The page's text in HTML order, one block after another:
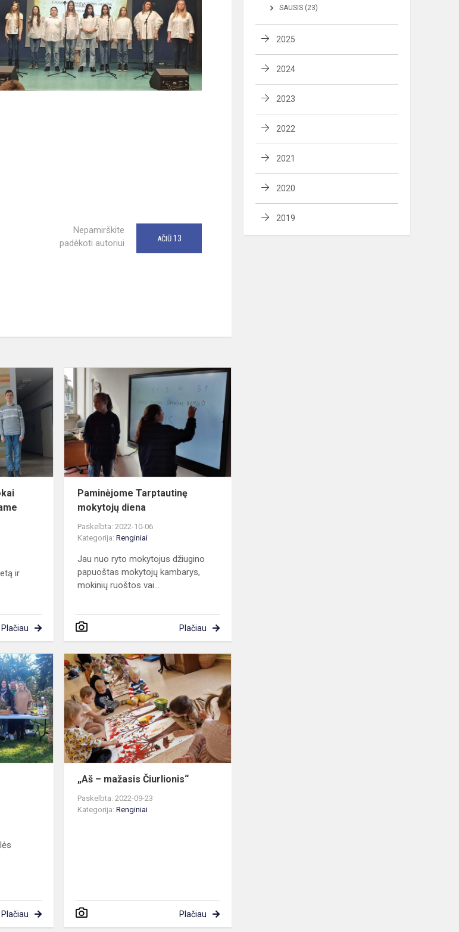
Nepamirškite
padėkoti autoriui
AČIŪ 13
Progimnazijos
aštuntokai
dalyvavo
interaktyviajame
protmūšy...
ir
Plačiau
Paminėjome Tarptautinę
mokytojų diena
Paskelbta: 2022-10-06
Kategorija:Renginiai
Jau nuo ryto mokytojus džiugino
papuoštas mokytojų kambarys,
mokinių ruoštos vai...
Plačiau
Rudens
lygiadienis
Viečiūnuose
Plačiau
„Aš
–
mažasis
Čiurlionis“
„Aš – mažasis Čiurlionis“
Paskelbta: 2022-09-23
Kategorija:Renginiai
Plačiau
SAUSIS (23)
2025
2024
2023
2022
2021
2020
2019